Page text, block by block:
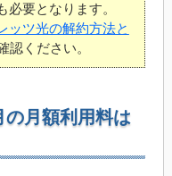
要となります。
ッツ光の解約方法と
認ください。
月額利用料は